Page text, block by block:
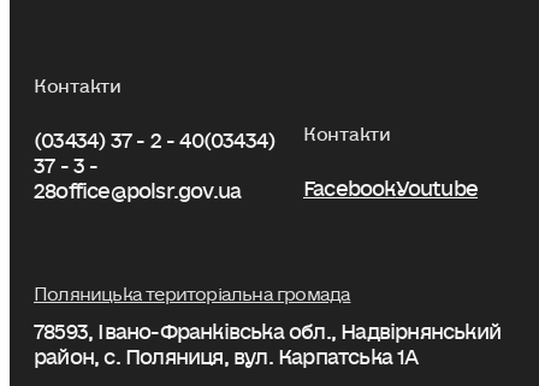
Контакти
(03434) 37 - 2 - 40(03434)
37 - 3 -
28office@polsr.gov.ua
Контакти
FacebookYoutube
Поляницька територіальна громада
78593, Івано-Франківська обл., Надвірнянський
район, с. Поляниця, вул. Карпатська 1А